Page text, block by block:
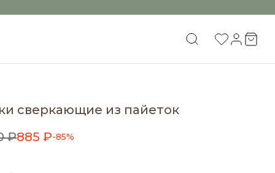
сверкающие из пайеток
₽885 ₽-85%